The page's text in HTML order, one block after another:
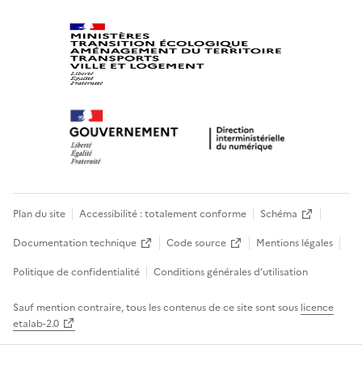
Plan du site Accessibilité : totalement conforme
Schéma
Documentation technique
Code source
Mentions légales
Politique de confidentialité
Conditions générales d’utilisation
Sauf mention contraire, tous les contenus de ce site sont sous licence
etalab-2.0